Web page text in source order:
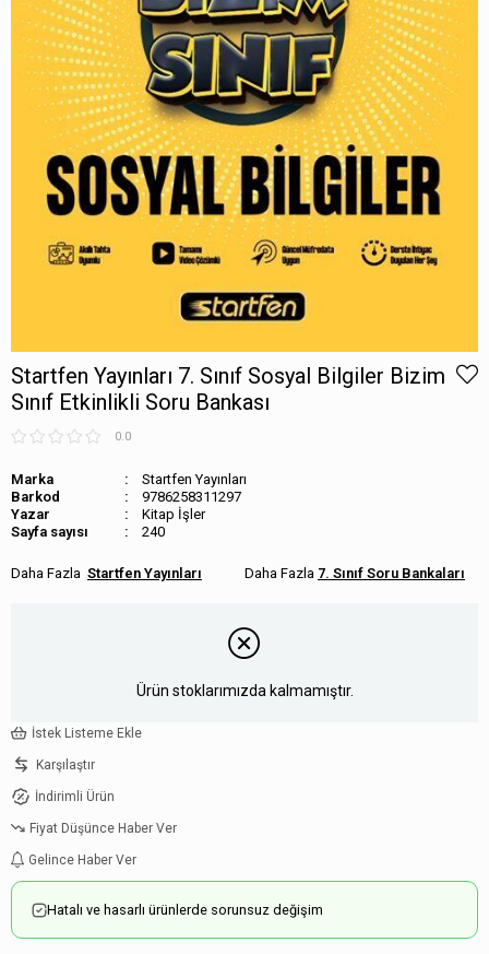
Startfen Yayınları 7. Sınıf Sosyal Bilgiler Bizim
Sınıf Etkinlikli Soru Bankası
0.0
Marka
Startfen Yayınları
Barkod
9786258311297
Kitap İşler
Sayfa sayısı
240
Startfen Yayınları 7. Sınıf Soru Bankaları
Ürün stoklarımızda kalmamıştır.
İstek Listeme Ekle
Karşılaştır
İndirimli Ürün
Fiyat Düşünce Haber Ver
Gelince Haber Ver
Hatalı ve hasarlı ürünlerde sorunsuz değişim